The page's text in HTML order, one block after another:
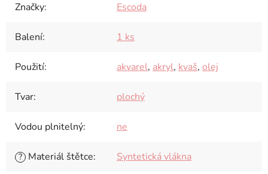
Značky: Escoda
Balení: 1 ks
Použití: akvarel, akryl, kvaš, olej
Tvar: plochý
Vodou plnitelný: ne
? Materiál štětce: Syntetická vlákna